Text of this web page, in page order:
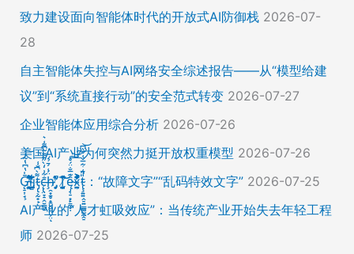
致力建设面向智能体时代的开放式AI防御栈 2026-07-
28
自主智能体失控与AI网络安全综述报告——从“模型给建
议”到“系统直接行动”的安全范式转变 2026-07-27
企业智能体应用综合分析 2026-07-26
美国AI产业为何突然力挺开放权重模型 2026-07-26
Ḡ̵̨̠͎̘͕̍̔͆̔͋͑͠ļ̸͍͈͉̞̊̑̃̉̔̍̾̈̚į̵̡̙̯͇̲̱̯̱̒͂͋̄t̴̡̢͕̰̟̙͌̀͆̐͑c̶̨̢̤̞̠̭̮̳̼̠̄͋͗̒̀̋͂͌̃͆͌͑͛ḩ̶̯͙̱̥̟̱̘͖̱̤͕̤̈́͑́̄̉́ͅ ̸̡̡̛̜̣̝̓̀͛̇̂̚T̸̗̞̰̪̤̭͙̹͆̽̌̀̾͝͝ę̴̡̣̠͙̙̱̼̬̣̑͊̅̐̈́̊͠͝͠x̴̪̫͎̓͗͐̃̄̐̀͋͛͐t̴̢̧͍͍̭̠͍̳͚̫̼̭̠̎̋͑͋̅̌͑̌̏͆͘̚͝：“故障文字”“乱码特效文字” 2026-07-25
AI产业的“人才虹吸效应”：当传统产业开始失去年轻工程
师 2026-07-25